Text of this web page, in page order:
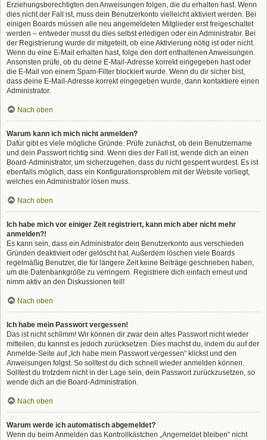
Erziehungsberechtigten den Anweisungen folgen, die du erhalten hast. Wenn
dies nicht der Fall ist, muss dein Benutzerkonto vielleicht aktiviert werden. Bei
einigen Boards müssen alle neu angemeldeten Mitglieder erst freigeschaltet
werden – entweder musst du dies selbst erledigen oder ein Administrator. Bei
der Registrierung wurde dir mitgeteilt, ob eine Aktivierung nötig ist oder nicht.
Wenn du eine E-Mail erhalten hast, folge den dort enthaltenen Anweisungen.
Ansonsten prüfe, ob du deine E-Mail-Adresse korrekt eingegeben hast oder
die E-Mail von einem Spam-Filter blockiert wurde. Wenn du dir sicher bist,
dass deine E-Mail-Adresse korrekt eingegeben wurde, dann kontaktiere einen
Administrator.
Nach oben
Warum kann ich mich nicht anmelden?
Dafür gibt es viele mögliche Gründe. Prüfe zunächst, ob dein Benutzername
und dein Passwort richtig sind. Wenn dies der Fall ist, wende dich an einen
Board-Administrator, um sicherzugehen, dass du nicht gesperrt wurdest. Es ist
ebenfalls möglich, dass ein Konfigurationsproblem mit der Website vorliegt,
welches ein Administrator lösen muss.
Nach oben
Ich habe mich vor einiger Zeit registriert, kann mich aber nicht mehr
anmelden?!
Es kann sein, dass ein Administrator dein Benutzerkonto aus verschieden
Gründen deaktiviert oder gelöscht hat. Außerdem löschen viele Boards
regelmäßig Benutzer, die für längere Zeit keine Beiträge geschrieben haben,
um die Datenbankgröße zu verringern. Registriere dich einfach erneut und
nimm aktiv an den Diskussionen teil!
Nach oben
Ich habe mein Passwort vergessen!
Das ist nicht schlimm! Wir können dir zwar dein altes Passwort nicht wieder
mitteilen, du kannst es jedoch zurücksetzen. Dies machst du, indem du auf der
Anmelde-Seite auf „Ich habe mein Passwort vergessen“ klickst und den
Anweisungen folgst. So solltest du dich schnell wieder anmelden können.
Solltest du trotzdem nicht in der Lage sein, dein Passwort zurückzusetzen, so
wende dich an die Board-Administration.
Nach oben
Warum werde ich automatisch abgemeldet?
Wenn du beim Anmelden das Kontrollkästchen „Angemeldet bleiben“ nicht